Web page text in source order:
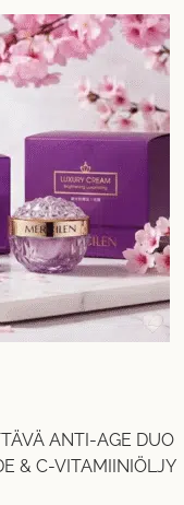
ANTI-AGE DUO
& C-VITAMIINIÖLJY